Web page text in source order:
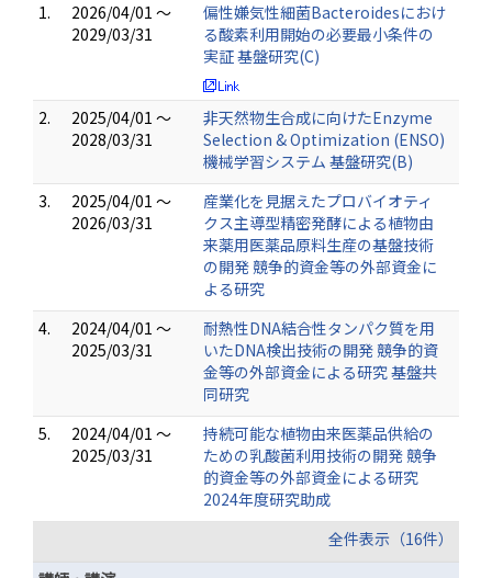
1.
2026/04/01 ～
2029/03/31
偏性嫌気性細菌Bacteroidesにおけ
る酸素利用開始の必要最小条件の
実証 基盤研究(C)
2.
2025/04/01 ～
2028/03/31
非天然物生合成に向けたEnzyme
Selection & Optimization (ENSO)
機械学習システム 基盤研究(B)
3.
2025/04/01 ～
2026/03/31
産業化を見据えたプロバイオティ
クス主導型精密発酵による植物由
来薬用医薬品原料生産の基盤技術
の開発 競争的資金等の外部資金に
よる研究
4.
2024/04/01 ～
2025/03/31
耐熱性DNA結合性タンパク質を用
いたDNA検出技術の開発 競争的資
金等の外部資金による研究 基盤共
同研究
5.
2024/04/01 ～
2025/03/31
持続可能な植物由来医薬品供給の
ための乳酸菌利用技術の開発 競争
的資金等の外部資金による研究
2024年度研究助成
全件表示（16件）